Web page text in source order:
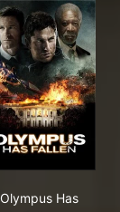
Olympus Has